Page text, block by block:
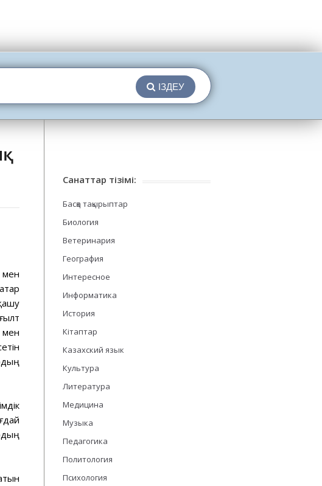
ІЗДЕУ
Санаттар тізімі:
Басқа тақырыптар
Биология
Ветеринария
География
Интересное
Информатика
История
Кітаптар
Казахский язык
Культура
Литература
Медицина
Музыка
Педагогика
Политология
Психология